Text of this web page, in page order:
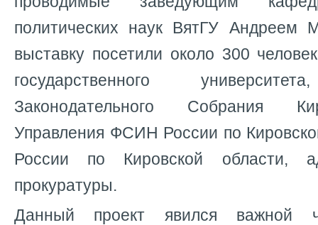
политических наук ВятГУ Андреем
выставку посетили около 300
государственного
Законодательного Собрания
Управления ФСИН России по
России по Кировской области,
прокуратуры.
Данный проект явился важной